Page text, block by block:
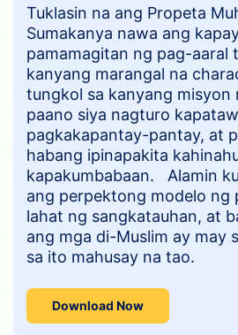
Tuklasin na ang Propeta
Sumakanya nawa ang
pamamagitan ng pag-aaral
kanyang marangal na
tungkol sa kanyang misyon
paano siya nagturo
pagkakapantay-pantay, at
habang ipinapakita
kapakumbabaan. Alamin
ang perpektong modelo ng
lahat ng sangkatauhan, at
ang mga di-Muslim ay may
sa ito mahusay na tao.
Download Now